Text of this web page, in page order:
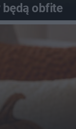
obfite